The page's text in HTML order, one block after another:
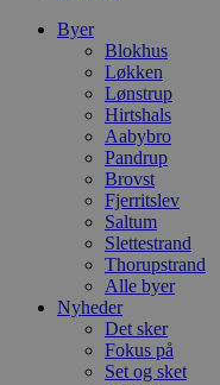
Byer
Blokhus
Løkken
Lønstrup
Hirtshals
Aabybro
Pandrup
Brovst
Fjerritslev
Saltum
Slettestrand
Thorupstrand
Alle byer
Nyheder
Det sker
Fokus på
Set og sket